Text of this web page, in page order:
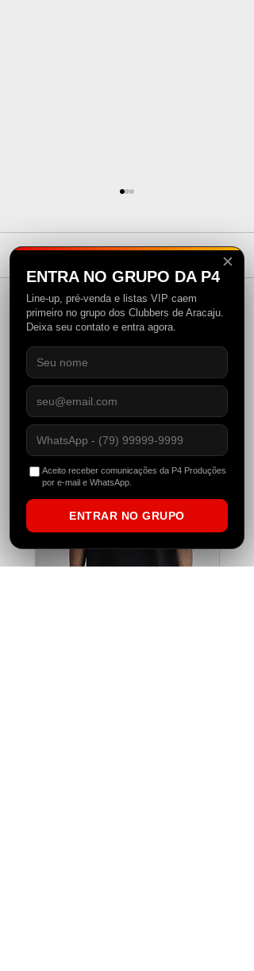
Solomun e Skrillex se
encontram em
parceria dos dois
Comentários
Escreva um comentário
P4STORE
✕
ENTRA NO GRUPO DA P4
Line-up, pré-venda e listas VIP caem
primeiro no grupo dos Clubbers de Aracaju.
Deixa seu contato e entra agora.
Aceito receber comunicações da P4 Produções
por e-mail e WhatsApp.
ENTRAR NO GRUPO